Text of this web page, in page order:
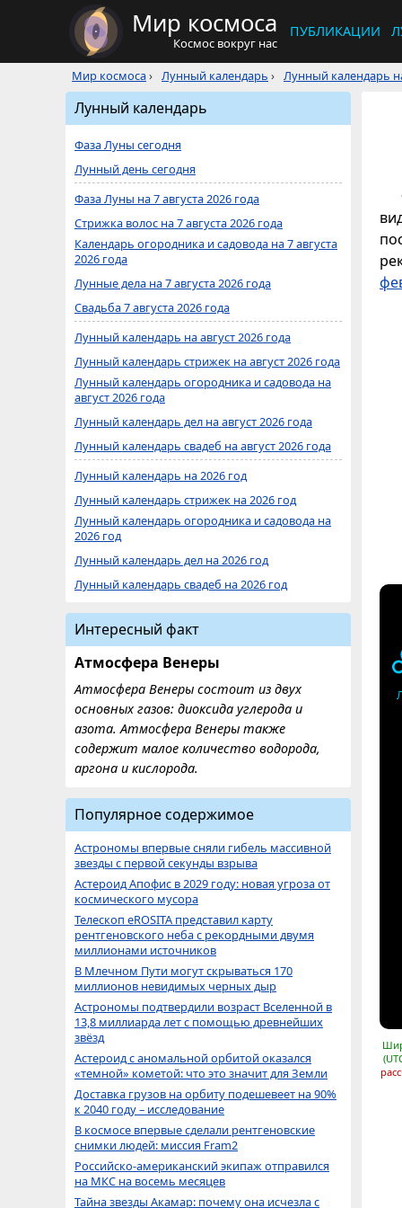
Мир космоса
Космос вокруг нас
ПУБЛИКАЦИИ
Мир космоса› Лунный календарь › Лунный календарь
Лунный календарь
Фаза Луны сегодня
Лунный день сегодня
Фаза Луны на 7 августа 2026 года
Стрижка волос на 7 августа 2026 года
Календарь огородника и садовода на 7 августа
2026 года
Лунные дела на 7 августа 2026 года
Свадьба 7 августа 2026 года
Лунный календарь на август 2026 года
Лунный календарь стрижек на август 2026 года
Лунный календарь огородника и садовода на
август 2026 года
Лунный календарь дел на август 2026 года
Лунный календарь свадеб на август 2026 года
Лунный календарь на 2026 год
Лунный календарь стрижек на 2026 год
Лунный календарь огородника и садовода на
2026 год
Лунный календарь дел на 2026 год
Лунный календарь свадеб на 2026 год
Интересный факт
Атмосфера Венеры
Атмосфера Венеры состоит из двух
основных газов: диоксида углерода и
азота. Атмосфера Венеры также
содержит малое количество водорода,
аргона и кислорода.
Популярное содержимое
Астрономы впервые сняли гибель массивной
звезды с первой секунды взрыва
Астероид Апофис в 2029 году: новая угроза от
космического мусора
Телескоп eROSITA представил карту
рентгеновского неба с рекордными двумя
миллионами источников
В Млечном Пути могут скрываться 170
миллионов невидимых черных дыр
Астрономы подтвердили возраст Вселенной в
13,8 миллиарда лет с помощью древнейших
звёзд
Астероид с аномальной орбитой оказался
«темной» кометой: что это значит для Земли
Доставка грузов на орбиту подешевеет на 90%
к 2040 году – исследование
В космосе впервые сделали рентгеновские
снимки людей: миссия Fram2
Российско-американский экипаж отправился
на МКС на восемь месяцев
Тайна звезды Акамар: почему она исчезла с